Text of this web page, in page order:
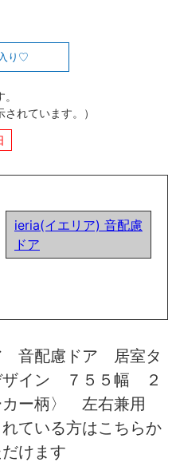
り
れています。）
ieria(イエリア) 音配慮
ドア
音配慮ドア 居室タ
イン ７５５幅 ２
カー柄〉 左右兼用
ている方はこちらか
けます